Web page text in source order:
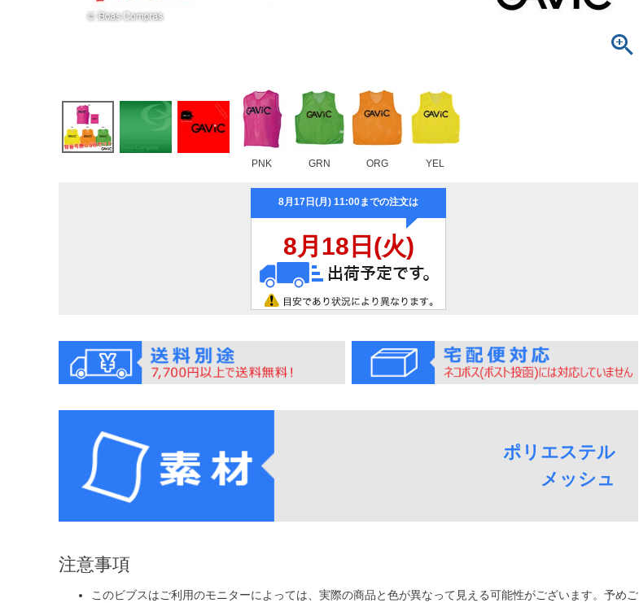
PNK GRN ORG YEL
ポリエステル
メッシュ
注意事項
このビブスはご利用のモニターによっては、実際の商品と色が異なって見える可能性がございます。予めご